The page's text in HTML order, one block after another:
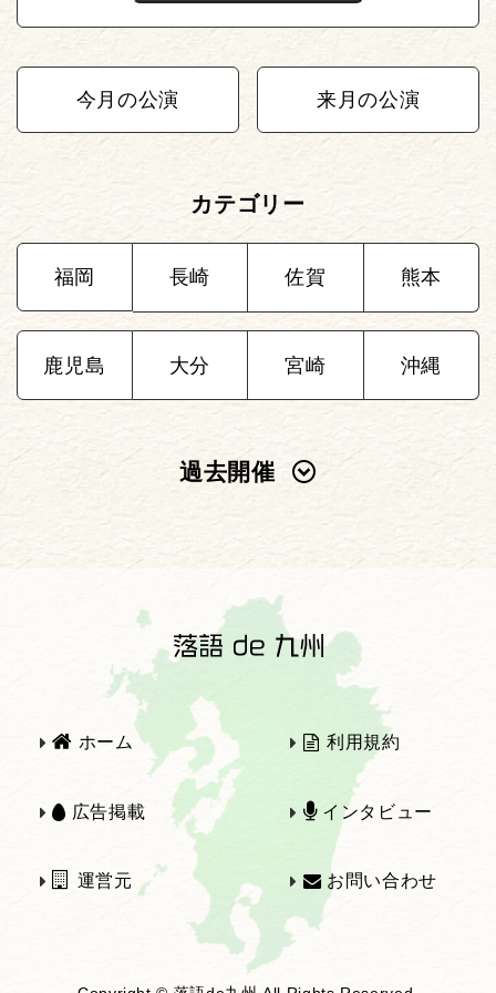
今月の公演 来月の公演
カテゴリー
福岡 長崎 佐賀 熊本
鹿児島 大分 宮崎 沖縄
過去開催
2022年
2021年 2020年
2019年 2018年
2017年 2016年
ホーム 利用規約
広告掲載 インタビュー
運営元 お問い合わせ